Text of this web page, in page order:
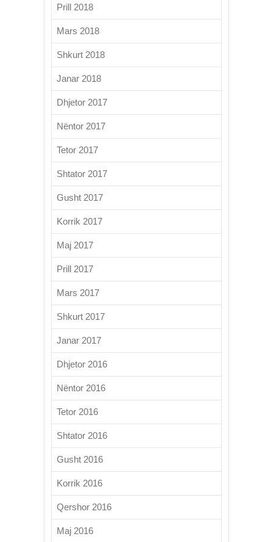
Prill 2018
Mars 2018
Shkurt 2018
Janar 2018
Dhjetor 2017
Nëntor 2017
Tetor 2017
Shtator 2017
Gusht 2017
Korrik 2017
Maj 2017
Prill 2017
Mars 2017
Shkurt 2017
Janar 2017
Dhjetor 2016
Nëntor 2016
Tetor 2016
Shtator 2016
Gusht 2016
Korrik 2016
Qershor 2016
Maj 2016